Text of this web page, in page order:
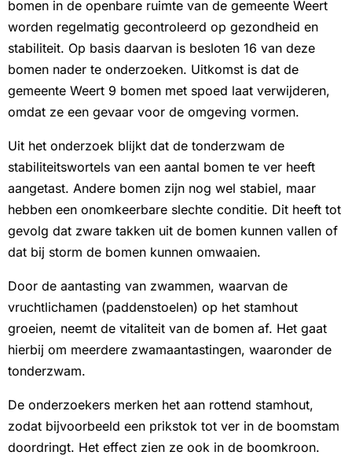
bomen in de openbare ruimte van de gemeente Weert
worden regelmatig gecontroleerd op gezondheid en
stabiliteit. Op basis daarvan is besloten 16 van deze
bomen nader te onderzoeken. Uitkomst is dat de
gemeente Weert 9 bomen met spoed laat verwijderen,
omdat ze een gevaar voor de omgeving vormen.
Uit het onderzoek blijkt dat de tonderzwam de
stabiliteitswortels van een aantal bomen te ver heeft
aangetast. Andere bomen zijn nog wel stabiel, maar
hebben een onomkeerbare slechte conditie. Dit heeft tot
gevolg dat zware takken uit de bomen kunnen vallen of
dat bij storm de bomen kunnen omwaaien.
Door de aantasting van zwammen, waarvan de
vruchtlichamen (paddenstoelen) op het stamhout
groeien, neemt de vitaliteit van de bomen af. Het gaat
hierbij om meerdere zwamaantastingen, waaronder de
tonderzwam.
De onderzoekers merken het aan rottend stamhout,
zodat bijvoorbeeld een prikstok tot ver in de boomstam
doordringt. Het effect zien ze ook in de boomkroon.